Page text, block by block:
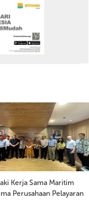
Kerja Sama Maritim
Perusahaan Pelayaran